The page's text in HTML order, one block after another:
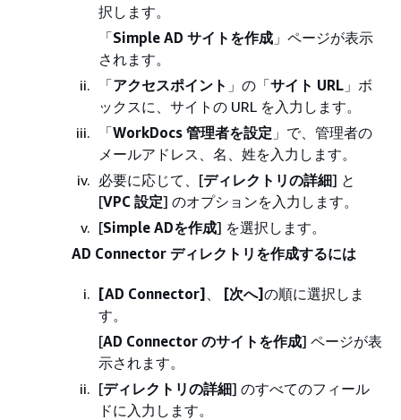
択します。
「Simple AD サイトを作成 」ページが表示
されます。
「アクセスポイント 」の「サイト URL 」ボ
ックスに、サイトの URL を入力します。
「WorkDocs 管理者を設定 」で、管理者の
メールアドレス、名、姓を入力します。
必要に応じて、[ディレクトリの詳細] と
[VPC 設定] のオプションを入力します。
[Simple ADを作成] を選択します。
AD Connector ディレクトリを作成するには
[AD Connector] 、 [次へ] の順に選択しま
す。
[AD Connector のサイトを作成] ページが表
示されます。
[ディレクトリの詳細] のすべてのフィール
ドに入力します。